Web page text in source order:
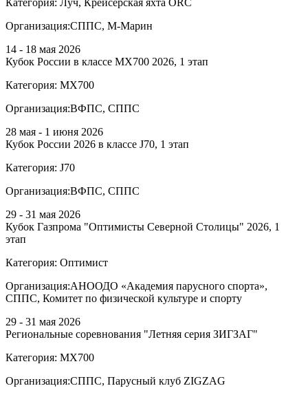
Организация:СППС, М-Марин
14 - 18 мая 2026
Кубок России в классе MX700 2026, 1 этап
Категория: МХ700
Организация:ВФПС, СППС
28 мая - 1 июня 2026
Кубок России 2026 в классе J70, 1 этап
Категория: J70
Организация:ВФПС, СППС
29 - 31 мая 2026
Кубок Газпрома "Оптимисты Северной Столицы" 2026, 1
этап
Категория: Оптимист
Организация:АНООДО «Академия парусного спорта»,
СППС, Комитет по физической культуре и спорту
29 - 31 мая 2026
Региональные соревнования "Летняя серия ЗИГЗАГ"
Категория: МХ700
Организация:СППС, Парусный клуб ZIGZAG